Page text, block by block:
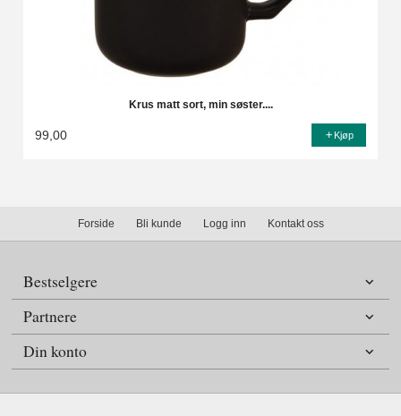
Krus matt sort, min søster....
99,00 Kjøp
Forside Bli kunde Logg inn Kontakt oss
Bestselgere
Partnere
Din konto